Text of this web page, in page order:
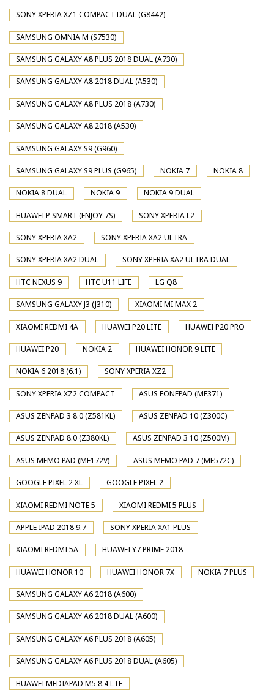
SONY XPERIA XZ1 COMPACT DUAL (G8442)
SAMSUNG OMNIA M (S7530)
SAMSUNG GALAXY A8 PLUS 2018 DUAL (A730)
SAMSUNG GALAXY A8 2018 DUAL (A530)
SAMSUNG GALAXY A8 PLUS 2018 (A730)
SAMSUNG GALAXY A8 2018 (A530)
SAMSUNG GALAXY S9 (G960)
SAMSUNG GALAXY S9 PLUS (G965) NOKIA 7 NOKIA 8
NOKIA 8 DUAL NOKIA 9 NOKIA 9 DUAL
HUAWEI P SMART (ENJOY 7S) SONY XPERIA L2
SONY XPERIA XA2 SONY XPERIA XA2 ULTRA
SONY XPERIA XA2 DUAL SONY XPERIA XA2 ULTRA DUAL
HTC NEXUS 9 HTC U11 LIFE LG Q8
SAMSUNG GALAXY J3 (J310) XIAOMI MI MAX 2
XIAOMI REDMI 4A HUAWEI P20 LITE HUAWEI P20 PRO
HUAWEI P20 NOKIA 2 HUAWEI HONOR 9 LITE
NOKIA 6 2018 (6.1) SONY XPERIA XZ2
SONY XPERIA XZ2 COMPACT ASUS FONEPAD (ME371)
ASUS ZENPAD 3 8.0 (Z581KL) ASUS ZENPAD 10 (Z300C)
ASUS ZENPAD 8.0 (Z380KL) ASUS ZENPAD 3 10 (Z500M)
ASUS MEMO PAD (ME172V) ASUS MEMO PAD 7 (ME572C)
GOOGLE PIXEL 2 XL GOOGLE PIXEL 2
XIAOMI REDMI NOTE 5 XIAOMI REDMI 5 PLUS
APPLE IPAD 2018 9.7 SONY XPERIA XA1 PLUS
XIAOMI REDMI 5A HUAWEI Y7 PRIME 2018
HUAWEI HONOR 10 HUAWEI HONOR 7X NOKIA 7 PLUS
SAMSUNG GALAXY A6 2018 (A600)
SAMSUNG GALAXY A6 2018 DUAL (A600)
SAMSUNG GALAXY A6 PLUS 2018 (A605)
SAMSUNG GALAXY A6 PLUS 2018 DUAL (A605)
HUAWEI MEDIAPAD M5 8.4 LTE